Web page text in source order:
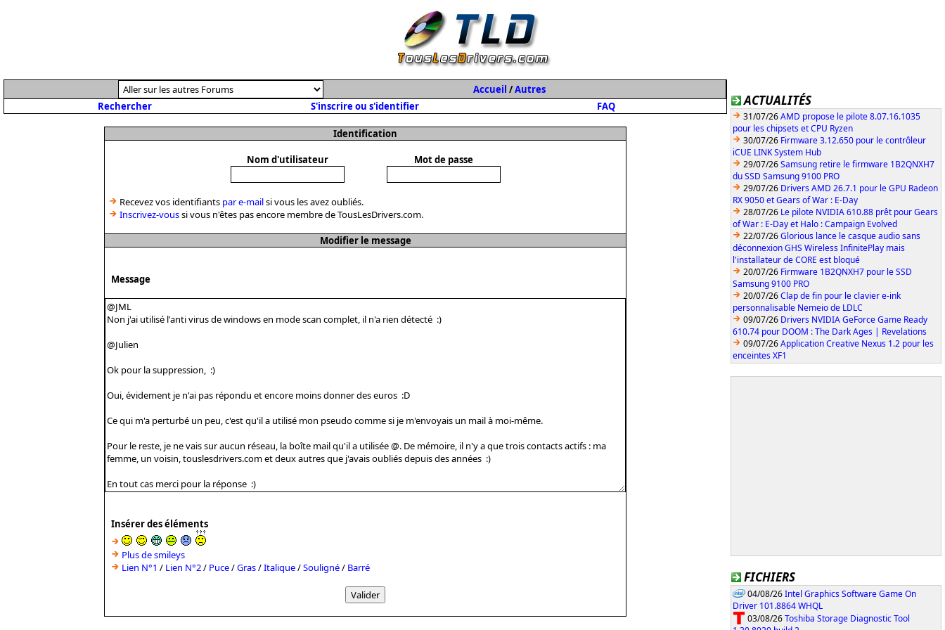
ACTUALITÉS
31/07/26AMD propose le pilote 8.07.16.1035
pour les chipsets et CPU Ryzen
30/07/26 Firmware 3.12.650 pour le contrôleur
iCUE LINK System Hub
29/07/26Samsung retire le firmware 1B2QNXH7
du SSD Samsung 9100 PRO
29/07/26 Drivers AMD 26.7.1 pour le GPU Radeon
RX 9050 et Gears of War : E-Day
28/07/26 Le pilote NVIDIA 610.88 prêt pour Gears
of War : E-Day et Halo : Campaign Evolved
22/07/26Glorious lance le casque audio sans
déconnexion GHS Wireless InfinitePlay mais
l'installateur de CORE est bloqué
20/07/26 Firmware 1B2QNXH7 pour le SSD
Samsung 9100 PRO
20/07/26Clap de fin pour le clavier e-ink
personnalisable Nemeio de LDLC
09/07/26 Drivers NVIDIA GeForce Game Ready
610.74 pour DOOM : The Dark Ages | Revelations
09/07/26Application Creative Nexus 1.2 pour les
enceintes XF1
FICHIERS
04/08/26Intel Graphics Software Game On
Driver 101.8864 WHQL
03/08/26Toshiba Storage Diagnostic Tool
Accueil /Autres
Rechercher
S'inscrire ou s'identifier FAQ
Identification
Nom d'utilisateur Mot de passe
Recevez vos identifiants par e-mailsi vous les avez oubliés.
Inscrivez-voussi vous n'êtes pas encore membre de TousLesDrivers.com.
Modifier le message
Message
Insérer des éléments
Plus de smileys
Lien N°1 / Lien N°2/ Puce/Gras/Italique/Souligné/ Barré